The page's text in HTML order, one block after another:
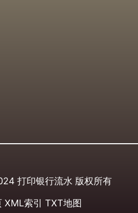
打印银行流水 版权所有
XML索引 TXT地图